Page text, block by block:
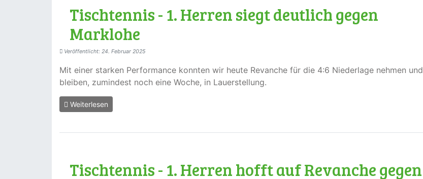
Tischtennis - 1. Herren siegt deutlich gegen
Marklohe
Veröffentlicht: 24. Februar 2025
Mit einer starken Performance konnten wir heute Revanche für die 4:6 Niederlage nehmen und
bleiben, zumindest noch eine Woche, in Lauerstellung.
Weiterlesen
Tischtennis - 1. Herren hofft auf Revanche gegen